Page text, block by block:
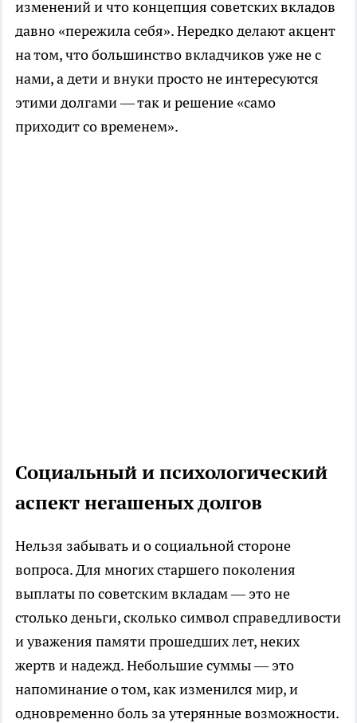
изменений и что концепция советских вкладов
давно «пережила себя». Нередко делают акцент
на том, что большинство вкладчиков уже не с
нами, а дети и внуки просто не интересуются
этими долгами — так и решение «само
приходит со временем».
Социальный и психологический
аспект негашеных долгов
Нельзя забывать и о социальной стороне
вопроса. Для многих старшего поколения
выплаты по советским вкладам — это не
столько деньги, сколько символ справедливости
и уважения памяти прошедших лет, неких
жертв и надежд. Небольшие суммы — это
напоминание о том, как изменился мир, и
одновременно боль за утерянные возможности.